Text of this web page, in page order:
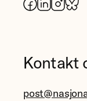
Kontakt